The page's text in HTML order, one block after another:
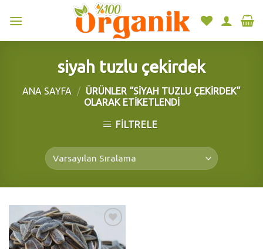
siyah tuzlu çekirdek
ANA SAYFA / ÜRÜNLER “SIYAH TUZLU ÇEKIRDEK”
OLARAK ETIKETLENDI
FILTRELE
Add to
wishlist